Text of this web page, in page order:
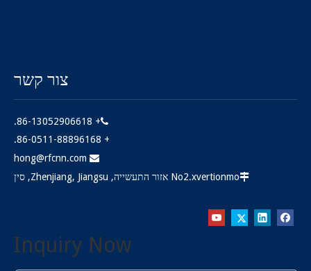
צור קשר

+ 86-13052906618.
+ 86-0511-88896168.

hong@rfcnn.com
No2.xvertionmo אזור התעשייה, Zhenjiang, Jiangsu, סין
Inquiry Now